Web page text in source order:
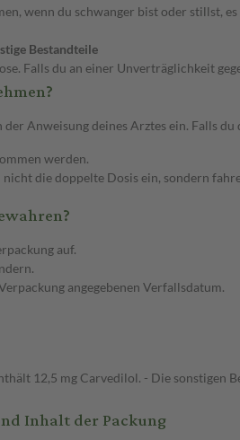
wenn du schwanger bist oder stillst,
Bestandteile
Falls du an einer Unverträglichkeit
Anweisung deines Arztes ein. Falls
werden.
nicht die doppelte Dosis ein, sondern
auf.
angegebenen Verfallsdatum.
12,5 mg Carvedilol. - Die sonstigen
Inhalt der Packung